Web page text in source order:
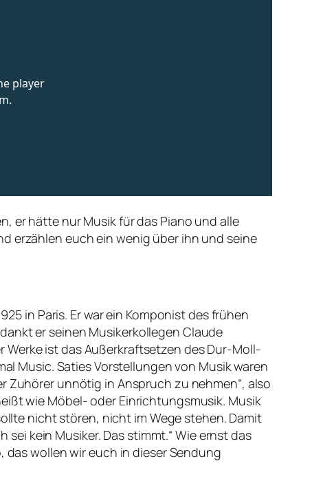
er hätte nur Musik für das Piano und alle
erzählen euch ein wenig über ihn und seine
in Paris. Er war ein Komponist des frühen
er seinen Musikerkollegen Claude
Werke ist das Außerkraftsetzen des Dur-Moll-
Music. Saties Vorstellungen von Musik waren
Zuhörer unnötig in Anspruch zu nehmen“, also
wie Möbel- oder Einrichtungsmusik. Musik
nicht stören, nicht im Wege stehen. Damit
kein Musiker. Das stimmt.“ Wie ernst das
das wollen wir euch in dieser Sendung